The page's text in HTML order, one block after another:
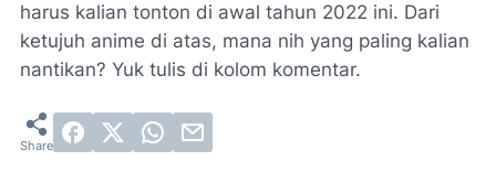
harus kalian tonton di awal tahun 2022 ini. Dari
ketujuh anime di atas, mana nih yang paling kalian
nantikan? Yuk tulis di kolom komentar.